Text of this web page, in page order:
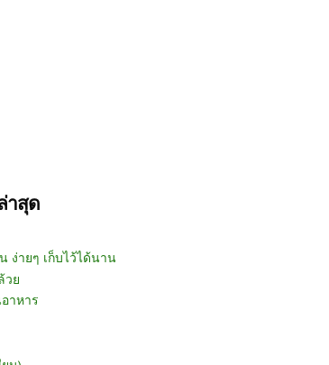
าสุด
ง่ายๆ เก็บไว้ได้นาน
วย
าหาร